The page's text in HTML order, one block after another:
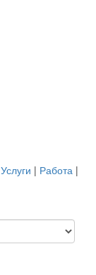
Услуги | Работа |